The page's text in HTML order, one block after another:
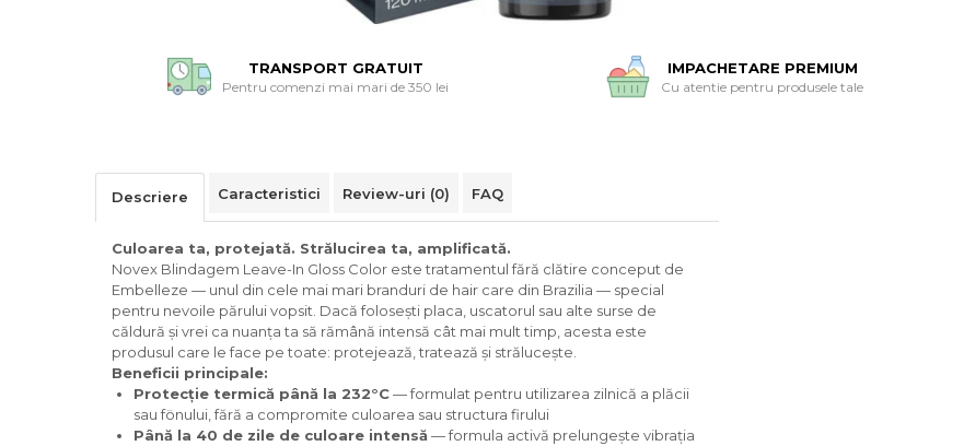
TRANSPORT GRATUIT
Pentru comenzi mai mari de 350 lei
IMPACHETARE PREMIUM
Cu atentie pentru produsele tale
Descriere Caracteristici Review-uri (0) FAQ
Culoarea ta, protejată. Strălucirea ta, amplificată.
Novex Blindagem Leave-In Gloss Color este tratamentul fără clătire conceput de
Embelleze — unul din cele mai mari branduri de hair care din Brazilia — special
pentru nevoile părului vopsit. Dacă folosești placa, uscatorul sau alte surse de
căldură și vrei ca nuanța ta să rămână intensă cât mai mult timp, acesta este
produsul care le face pe toate: protejează, tratează și strălucește.
Beneficii principale:
Protecție termică până la 232°C— formulat pentru utilizarea zilnică a plăcii
sau fönului, fără a compromite culoarea sau structura firului
Până la 40 de zile de culoare intensă — formula activă prelungește vibrația